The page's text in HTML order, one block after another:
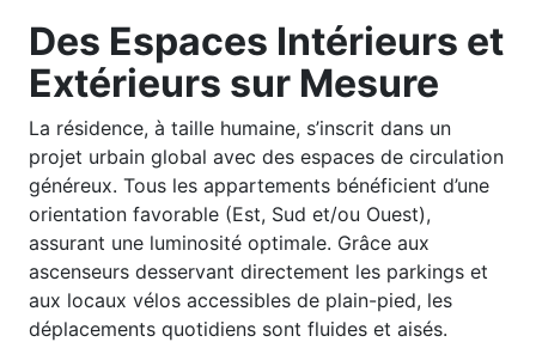
Des Espaces Intérieurs et
Extérieurs sur Mesure
La résidence, à taille humaine, s’inscrit dans un
projet urbain global avec des espaces de circulation
généreux. Tous les appartements bénéficient d’une
orientation favorable (Est, Sud et/ou Ouest),
assurant une luminosité optimale. Grâce aux
ascenseurs desservant directement les parkings et
aux locaux vélos accessibles de plain-pied, les
déplacements quotidiens sont fluides et aisés.